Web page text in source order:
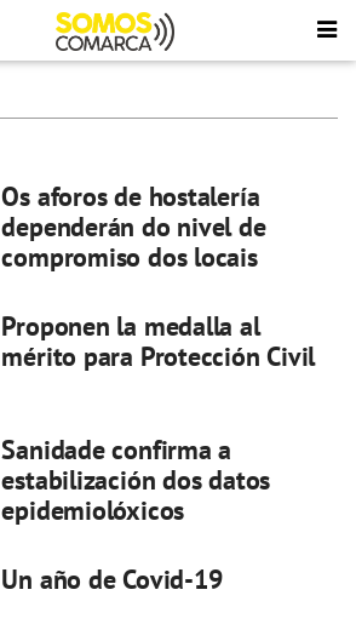
Os aforos de hostalería
dependerán do nivel de
compromiso dos locais
Proponen la medalla al
mérito para Protección Civil
Sanidade confirma a
estabilización dos datos
epidemiolóxicos
Un año de Covid-19